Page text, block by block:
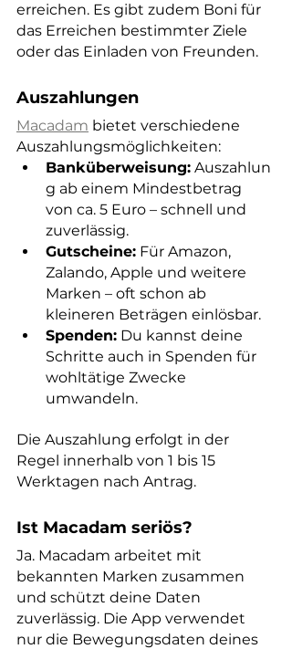
erreichen. Es gibt zudem Boni für
das Erreichen bestimmter Ziele
oder das Einladen von Freunden.
Auszahlungen
Macadam bietet verschiedene
Auszahlungsmöglichkeiten:
Banküberweisung: Auszahlun
g ab einem Mindestbetrag
von ca. 5 Euro – schnell und
zuverlässig.
Gutscheine: Für Amazon,
Zalando, Apple und weitere
Marken – oft schon ab
kleineren Beträgen einlösbar.
Spenden: Du kannst deine
Schritte auch in Spenden für
wohltätige Zwecke
umwandeln.
Die Auszahlung erfolgt in der
Regel innerhalb von 1 bis 15
Werktagen nach Antrag.
Ist Macadam seriös?
Ja. Macadam arbeitet mit
bekannten Marken zusammen
und schützt deine Daten
zuverlässig. Die App verwendet
nur die Bewegungsdaten deines